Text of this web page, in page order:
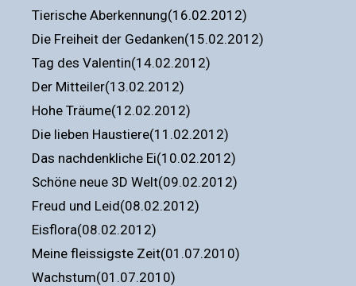
Tierische Aberkennung(16.02.2012)
Die Freiheit der Gedanken(15.02.2012)
Tag des Valentin(14.02.2012)
Der Mitteiler(13.02.2012)
Hohe Träume(12.02.2012)
Die lieben Haustiere(11.02.2012)
Das nachdenkliche Ei(10.02.2012)
Schöne neue 3D Welt(09.02.2012)
Freud und Leid(08.02.2012)
Eisflora(08.02.2012)
Meine fleissigste Zeit(01.07.2010)
Wachstum(01.07.2010)